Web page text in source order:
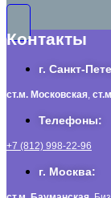
Контакты
г. Санкт-
ст.м. Московская,
Телефоны:
+7 (812) 998-22-96
г. Москва: